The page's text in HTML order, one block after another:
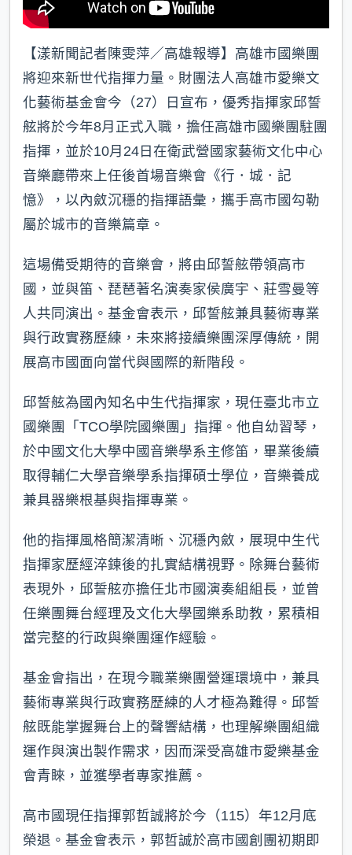
【漾新聞記者陳雯萍／高雄報導】高雄市國樂團
將迎來新世代指揮力量。財團法人高雄市愛樂文
化藝術基金會今（27）日宣布，優秀指揮家邱誓
舷將於今年8月正式入職，擔任高雄市國樂團駐團
指揮，並於10月24日在衛武營國家藝術文化中心
音樂廳帶來上任後首場音樂會《行．城．記
憶》，以內斂沉穩的指揮語彙，攜手高市國勾勒
屬於城市的音樂篇章。
這場備受期待的音樂會，將由邱誓舷帶領高市
國，並與笛、琵琶著名演奏家侯廣宇、莊雪曼等
人共同演出。基金會表示，邱誓舷兼具藝術專業
與行政實務歷練，未來將接續樂團深厚傳統，開
展高市國面向當代與國際的新階段。
邱誓舷為國內知名中生代指揮家，現任臺北市立
國樂團「TCO學院國樂團」指揮。他自幼習琴，
於中國文化大學中國音樂學系主修笛，畢業後續
取得輔仁大學音樂學系指揮碩士學位，音樂養成
兼具器樂根基與指揮專業。
他的指揮風格簡潔清晰、沉穩內斂，展現中生代
指揮家歷經淬鍊後的扎實結構視野。除舞台藝術
表現外，邱誓舷亦擔任北市國演奏組組長，並曾
任樂團舞台經理及文化大學國樂系助教，累積相
當完整的行政與樂團運作經驗。
基金會指出，在現今職業樂團營運環境中，兼具
藝術專業與行政實務歷練的人才極為難得。邱誓
舷既能掌握舞台上的聲響結構，也理解樂團組織
運作與演出製作需求，因而深受高雄市愛樂基金
會青睞，並獲學者專家推薦。
高市國現任指揮郭哲誠將於今（115）年12月底
榮退。基金會表示，郭哲誠於高市國創團初期即